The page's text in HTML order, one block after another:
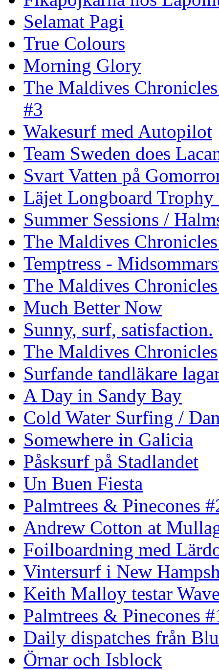
Selamat Pagi
True Colours
Morning Glory
The Maldives
#3
Wakesurf med Autopilot
Team Sweden does
Svart Vatten på
Läjet Longboard
Summer Sessions /
The Maldives
Temptress -
The Maldives
Much Better Now
Sunny, surf, satisfaction.
The Maldives Chronicles
Surfande tandläkare
A Day in Sandy Bay
Cold Water Surfing /
Somewhere in Galicia
Påsksurf på Stadlandet
Un Buen Fiesta
Palmtrees & Pinecones
Andrew Cotton at
Foilboardning med
Vintersurf i New
Keith Malloy testar
Palmtrees & Pinecones
Daily dispatches från
Örnar och Isblock